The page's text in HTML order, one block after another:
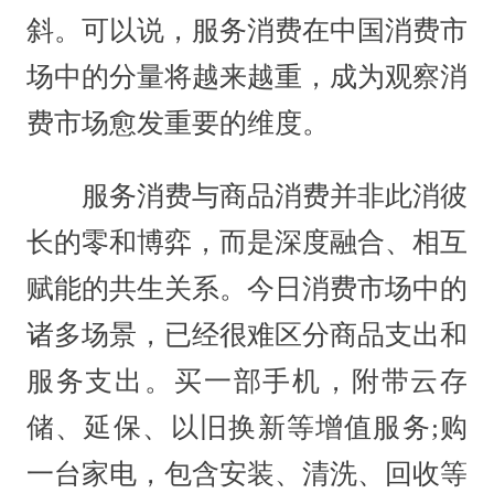
斜。可以说，服务消费在中国消费市
场中的分量将越来越重，成为观察消
费市场愈发重要的维度。
服务消费与商品消费并非此消彼
长的零和博弈，而是深度融合、相互
赋能的共生关系。今日消费市场中的
诸多场景，已经很难区分商品支出和
服务支出。买一部手机，附带云存
储、延保、以旧换新等增值服务;购
一台家电，包含安装、清洗、回收等